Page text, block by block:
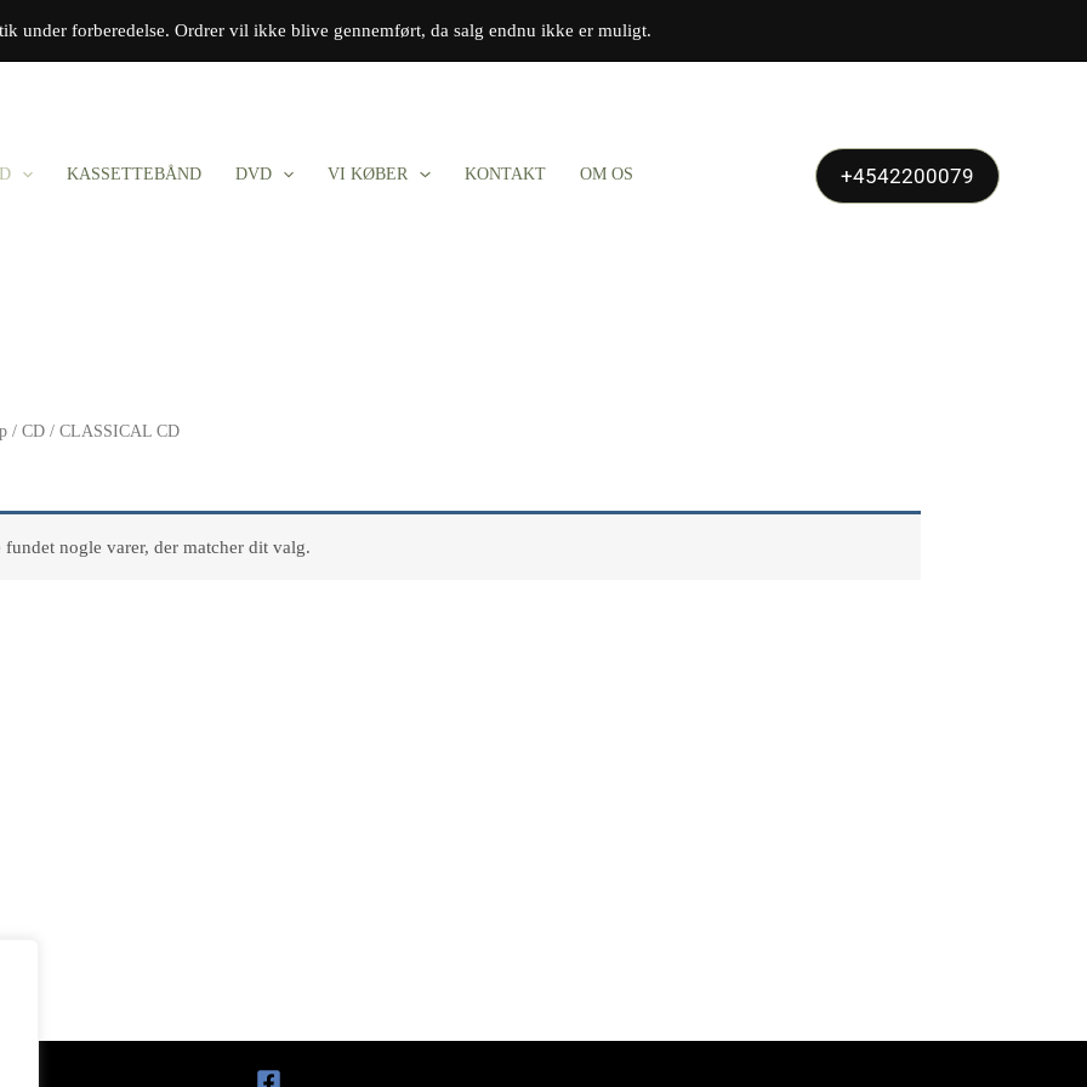
under forberedelse. Ordrer vil ikke blive gennemført, da salg endnu ikke er muligt.
KASSETTEBÅND DVD VI KØBER KONTAKT OM OS +4542200079
/ CD / CLASSICAL CD
nogle varer, der matcher dit valg.